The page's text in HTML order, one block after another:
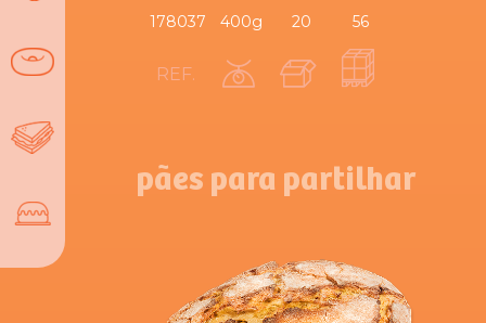
REF.
178037 400g 20 56
pães para partilhar